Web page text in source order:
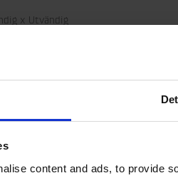
content and ads, to provide
x Utvändig
C